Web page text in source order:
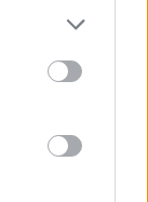
more Google
may click to
tags to
below Google
ilyen
egy
nem